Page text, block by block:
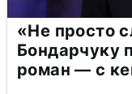
«Не просто
Бондарчуку
роман — с